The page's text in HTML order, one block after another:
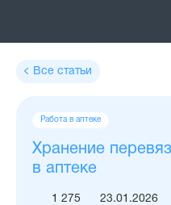
Все статьи
Хранение
в аптеке
Теги
Работа в аптеке
1 275 23.01.2026